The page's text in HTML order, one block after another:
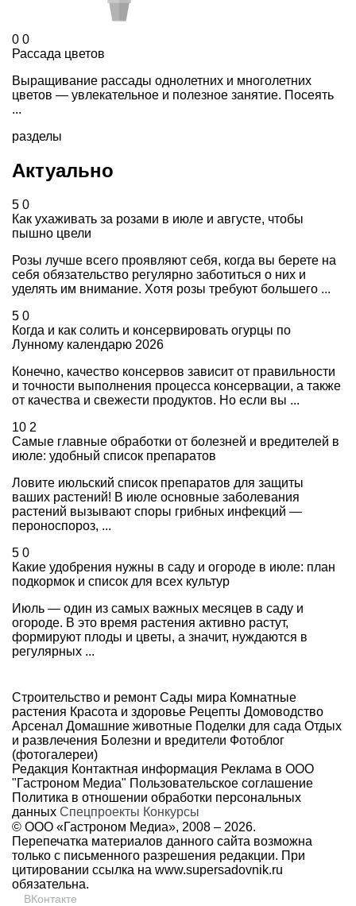
0 0
Рассада цветов
Выращивание рассады однолетних и многолетних
цветов — увлекательное и полезное занятие. Посеять
...
разделы
Актуально
5 0
Как ухаживать за розами в июле и августе, чтобы
пышно цвели
Розы лучше всего проявляют себя, когда вы берете на
себя обязательство регулярно заботиться о них и
уделять им внимание. Хотя розы требуют большего ...
5 0
Когда и как солить и консервировать огурцы по
Лунному календарю 2026
Конечно, качество консервов зависит от правильности
и точности выполнения процесса консервации, а также
от качества и свежести продуктов. Но если вы ...
10 2
Самые главные обработки от болезней и вредителей в
июле: удобный список препаратов
Ловите июльский список препаратов для защиты
ваших растений! В июле основные заболевания
растений вызывают споры грибных инфекций —
пероноспороз, ...
5 0
Какие удобрения нужны в саду и огороде в июле: план
подкормок и список для всех культур
Июль — один из самых важных месяцев в саду и
огороде. В это время растения активно растут,
формируют плоды и цветы, а значит, нуждаются в
регулярных ...
Строительство и ремонт Сады мира Комнатные
растения Красота и здоровье Рецепты Домоводство
Арсенал Домашние животные Поделки для сада Отдых
и развлечения Болезни и вредители Фотоблог
(фотогалереи)
Редакция Контактная информация Реклама в ООО
"Гастроном Медиа" Пользовательское соглашение
Политика в отношении обработки персональных
данных Спецпроекты Конкурсы
© ООО «Гастроном Медиа», 2008 – 2026.
Перепечатка материалов данного сайта возможна
только с письменного разрешения редакции. При
цитировании ссылка на www.supersadovnik.ru
обязательна.
ВКонтакте